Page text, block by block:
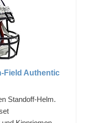
Field Authentic
Standoff-Helm.